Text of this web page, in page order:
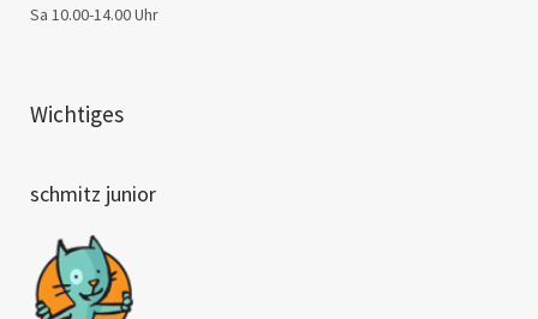
Sa 10.00-14.00 Uhr
Wichtiges
schmitz junior